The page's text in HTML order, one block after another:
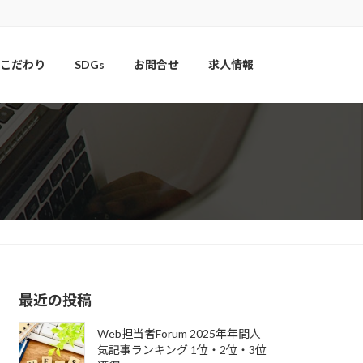
だわり SDGs お問合せ 求人情報
最近の投稿
Web担当者Forum 2025年年間人
気記事ランキング 1位・2位・3位